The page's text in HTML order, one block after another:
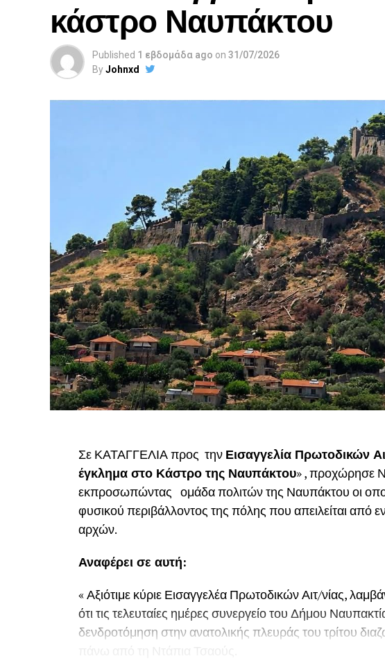
κάστρο Ναυπάκτου
Published 1 εβδομάδα ago on 31/07/2026
ByJohnxd
Σε ΚΑΤΑΓΓΕΛΙΑ προς την Εισαγγελία Πρωτοδικών
έγκλημα στο Κάστρο της Ναυπάκτου» , προχώρησε
εκπροσωπώντας ομάδα πολιτών της Ναυπάκτου οι
φυσικού περιβάλλοντος της πόλης που απειλείται από
αρχών.
Αναφέρει σε αυτή:
« Αξιότιμε κύριε Εισαγγελέα Πρωτοδικών Αιτ/νίας,
ότι τις τελευταίες ημέρες συνεργείο του Δήμου
δενδροτόμηση στην ανατολικής πλευράς του τρίτου